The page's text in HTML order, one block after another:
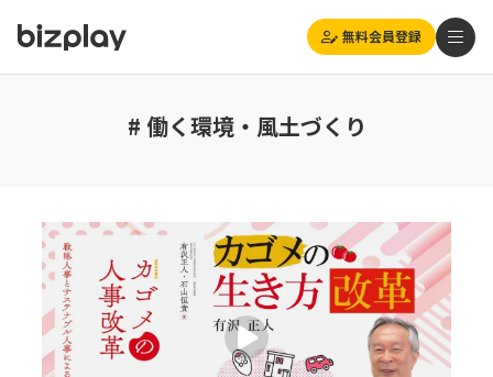
無料会員登録
# 働く環境・風土づくり